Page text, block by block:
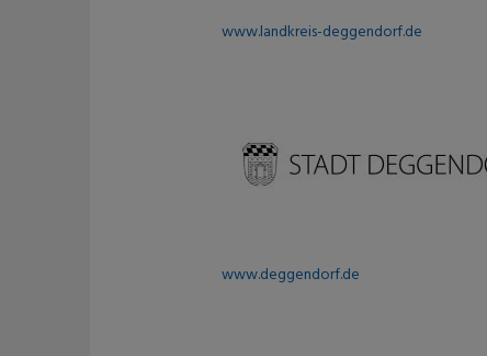
www.landkreis-deggendorf.de
www.deggendorf.de